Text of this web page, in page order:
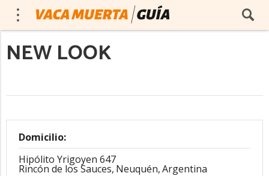
NEW LOOK
Domicilio:
Hipólito Yrigoyen 647
Rincón de los Sauces, Neuquén,Argentina